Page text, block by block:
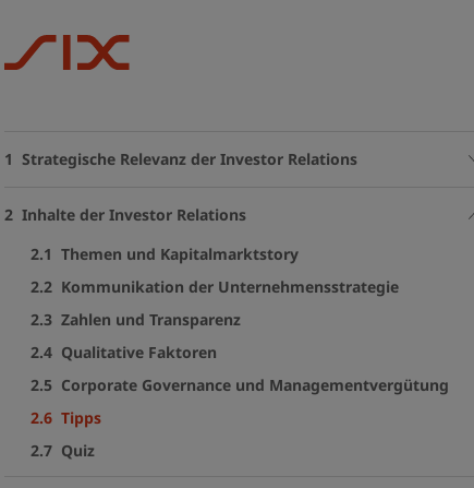
1 Strategische Relevanz der Investor Relations
2 Inhalte der Investor Relations
2.1 Themen und Kapitalmarktstory
2.2 Kommunikation der Unternehmensstrategie
2.3 Zahlen und Transparenz
2.4 Qualitative Faktoren
2.5 Corporate Governance und Managementvergütung
2.6 Tipps
2.7 Quiz